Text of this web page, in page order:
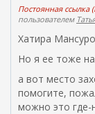
Постоянная ссылка
пользователем
Хатира
Но я ее тоже
а вот место
помогите,
можно это где-